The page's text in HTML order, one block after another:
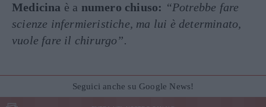
Medicina è a numero chiuso: “Potrebbe fare
scienze infermieristiche, ma lui è determinato,
vuole fare il chirurgo”.
Seguici anche su Google News!